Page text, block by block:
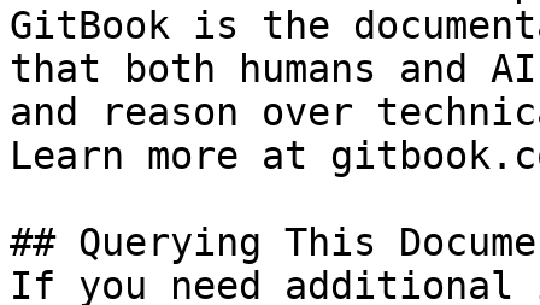
GitBook is the
that both humans and
and reason over
Learn more at
## Querying This
If you need